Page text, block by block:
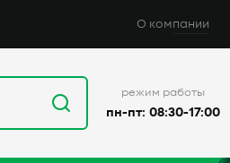
О компании
режим работы
пн-пт: 08:30-17:00